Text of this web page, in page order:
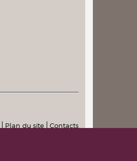
Plan du site Contacts